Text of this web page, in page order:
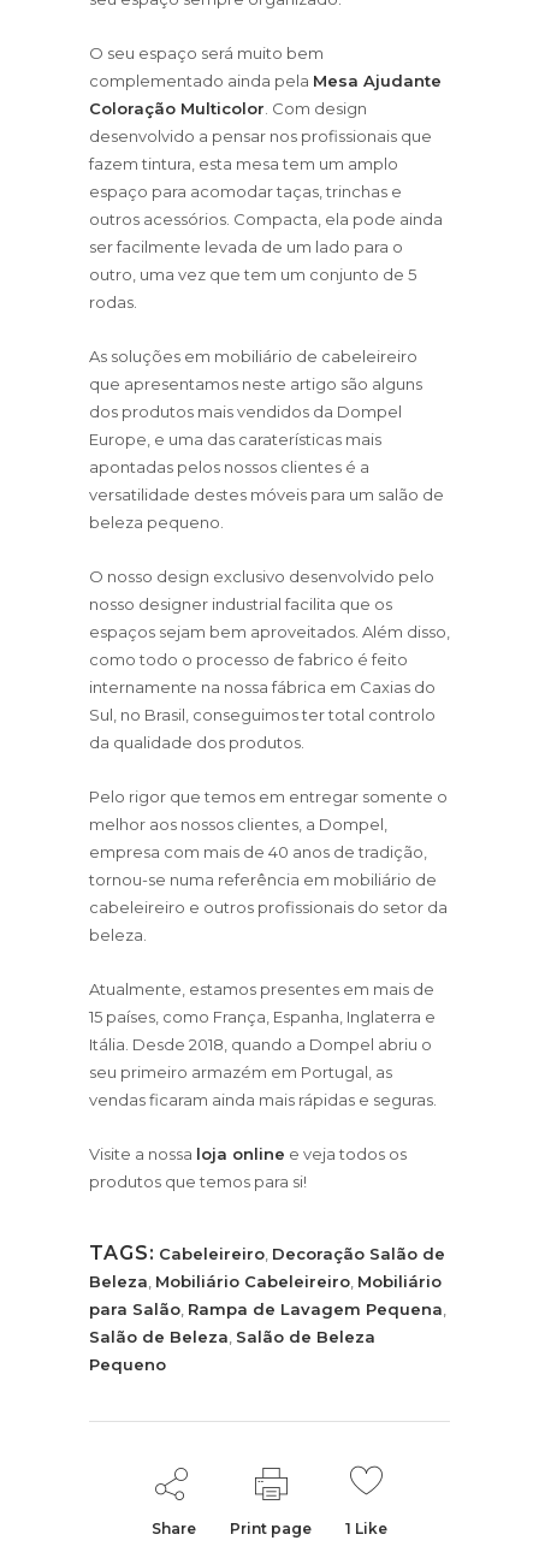
O seu espaço será muito bem
complementado ainda pela Mesa Ajudante
Coloração Multicolor . Com design
desenvolvido a pensar nos profissionais que
fazem tintura, esta mesa tem um amplo
espaço para acomodar taças, trinchas e
outros acessórios. Compacta, ela pode ainda
ser facilmente levada de um lado para o
outro, uma vez que tem um conjunto de 5
rodas.
As soluções em mobiliário de cabeleireiro
que apresentamos neste artigo são alguns
dos produtos mais vendidos da Dompel
Europe, e uma das caraterísticas mais
apontadas pelos nossos clientes é a
versatilidade destes móveis para um salão de
beleza pequeno.
O nosso design exclusivo desenvolvido pelo
nosso designer industrial facilita que os
espaços sejam bem aproveitados. Além disso,
como todo o processo de fabrico é feito
internamente na nossa fábrica em Caxias do
Sul, no Brasil, conseguimos ter total controlo
da qualidade dos produtos.
Pelo rigor que temos em entregar somente o
melhor aos nossos clientes, a Dompel,
empresa com mais de 40 anos de tradição,
tornou-se numa referência em mobiliário de
cabeleireiro e outros profissionais do setor da
beleza.
Atualmente, estamos presentes em mais de
15 países, como França, Espanha, Inglaterra e
Itália. Desde 2018, quando a Dompel abriu o
seu primeiro armazém em Portugal, as
vendas ficaram ainda mais rápidas e seguras.
Visite a nossa loja online e veja todos os
produtos que temos para si!
TAGS: Cabeleireiro Decoração Salão de
Beleza Mobiliário Cabeleireiro Mobiliário
para Salão Rampa de Lavagem Pequena
Salão de Beleza Salão de Beleza
Pequeno
Share Print page 1 Like